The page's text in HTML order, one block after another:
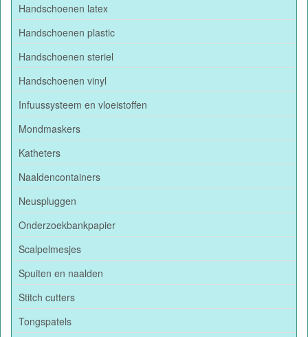
Handschoenen latex
Handschoenen plastic
Handschoenen steriel
Handschoenen vinyl
Infuussysteem en vloeistoffen
Mondmaskers
Katheters
Naaldencontainers
Neuspluggen
Onderzoekbankpapier
Scalpelmesjes
Spuiten en naalden
Stitch cutters
Tongspatels